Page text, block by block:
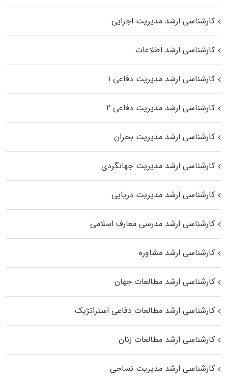
کارشناسی ارشد مدیریت اجرایی
کارشناسی ارشد اطلاعات
کارشناسی ارشد مدیریت دفاعی ۱
کارشناسی ارشد مدیریت دفاعی ۲
کارشناسی ارشد مدیریت بحران
کارشناسی ارشد مدیریت جهانگردی
کارشناسی ارشد مدیریت دریایی
کارشناسی ارشد مدرسی معارف اسلامی
کارشناسی ارشد مشاوره
کارشناسی ارشد مطالعات جهان
کارشناسی ارشد مطالعات دفاعی استراتژیک
کارشناسی ارشد مطالعات زنان
کارشناسی ارشد مدیریت نساجی